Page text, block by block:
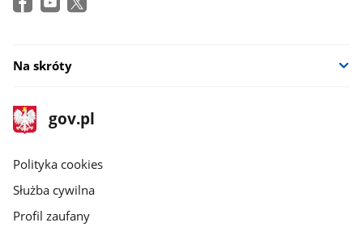
Na skróty
stopka
gov.pl
Strona
gov.pl
gov.pl
Polityka cookies
Służba cywilna
Profil zaufany